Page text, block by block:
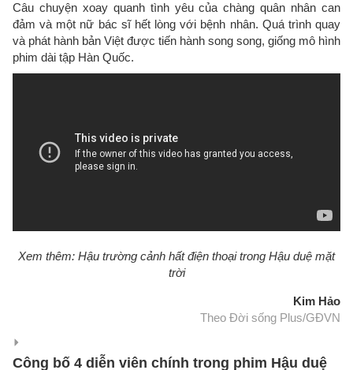
Câu chuyện xoay quanh tình yêu của chàng quân nhân can
đảm và một nữ bác sĩ hết lòng với bệnh nhân. Quá trình quay
và phát hành bản Việt được tiến hành song song, giống mô hình
phim dài tập Hàn Quốc.
Xem thêm: Hậu trường cảnh hất điện thoại trong Hậu duệ mặt
trời
Kim Hảo
Theo Đời sống Plus/GĐVN
Công bố 4 diễn viên chính trong phim Hậu duệ